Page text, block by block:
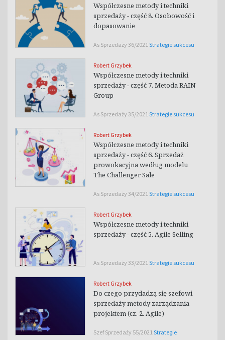
Współczesne metody i techniki
sprzedaży - część 8. Osobowość i
dopasowanie
As Sprzedaży 36/2021 Strategie sukcesu
Robert Grzybek
Współczesne metody i techniki
sprzedaży - część 7. Metoda RAIN
Group
As Sprzedaży 35/2021 Strategie sukcesu
Robert Grzybek
Współczesne metody i techniki
sprzedaży - część 6. Sprzedaż
prowokacyjna według modelu
The Challenger Sale
As Sprzedaży 34/2021 Strategie sukcesu
Robert Grzybek
Współczesne metody i techniki
sprzedaży - część 5. Agile Selling
As Sprzedaży 33/2021 Strategie sukcesu
Robert Grzybek
Do czego przydadzą się szefowi
sprzedaży metody zarządzania
projektem (cz. 2. Agile)
Szef Sprzedaży 55/2021 Strategie